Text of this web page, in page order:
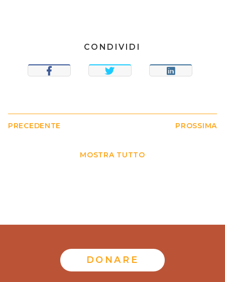
CONDIVIDI
CONDIVIDI TWEET CONDIVIDI
PRECEDENTE
MOSTRA TUTTO
PROSSIMA
DONARE